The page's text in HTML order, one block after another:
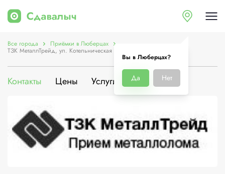
Вы в Люберцах?
Да Нет
Все города Приёмки в Люберцах
ТЗК МеталлТрейд, ул. Котельническая 11
Контакты Цены Услуги О компании